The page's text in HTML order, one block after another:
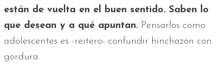
están de vuelta en el buen sentido. Saben lo
que desean y a qué apuntan. Pensarlos como
adolescentes es -reitero- confundir hinchazón con
gordura.